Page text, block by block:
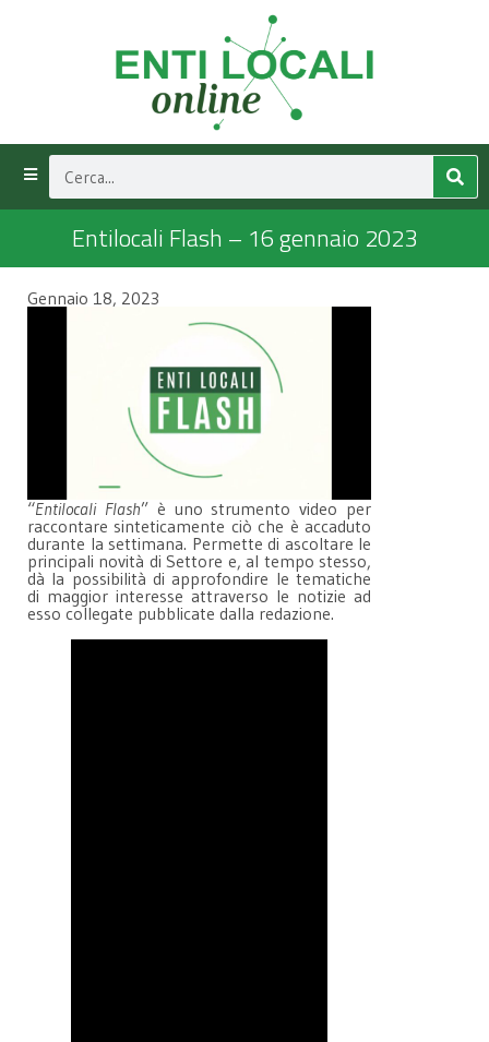
Entilocali Flash – 16 gennaio 2023
Gennaio 18, 2023
“Entilocali Flash” è uno strumento video per
raccontare sinteticamente ciò che è accaduto
durante la settimana. Permette di ascoltare le
principali novità di Settore e, al tempo stesso,
dà la possibilità di approfondire le tematiche
di maggior interesse attraverso le notizie ad
esso collegate pubblicate dalla redazione.